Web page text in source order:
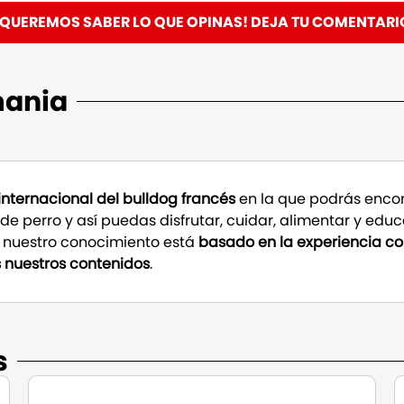
SABER LO QUE OPINAS! DEJA TU
del bulldog francésen la que podrás
perro y así puedas disfrutar, cuidar, alimentar y
nuestro conocimiento está basado en la experiencia
contenidos.